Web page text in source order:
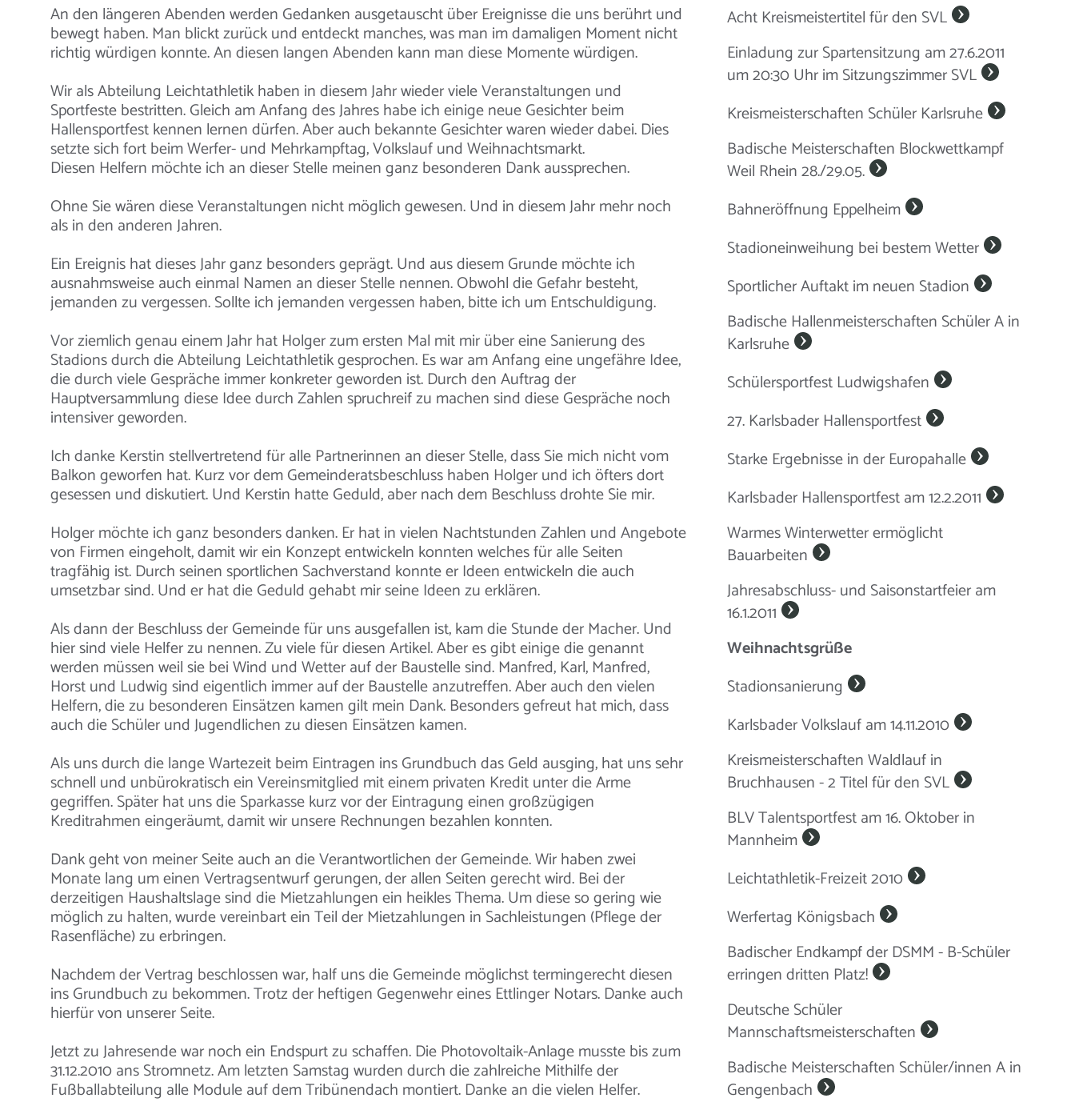
An den längeren Abenden werden Gedanken ausgetauscht über Ereignisse die uns berührt und
bewegt haben. Man blickt zurück und entdeckt manches, was man im damaligen Moment nicht
richtig würdigen konnte. An diesen langen Abenden kann man diese Momente würdigen.
Wir als Abteilung Leichtathletik haben in diesem Jahr wieder viele Veranstaltungen und
Sportfeste bestritten. Gleich am Anfang des Jahres habe ich einige neue Gesichter beim
Hallensportfest kennen lernen dürfen. Aber auch bekannte Gesichter waren wieder dabei. Dies
setzte sich fort beim Werfer- und Mehrkampftag, Volkslauf und Weihnachtsmarkt.
Diesen Helfern möchte ich an dieser Stelle meinen ganz besonderen Dank aussprechen.
Ohne Sie wären diese Veranstaltungen nicht möglich gewesen. Und in diesem Jahr mehr noch
als in den anderen Jahren.
Ein Ereignis hat dieses Jahr ganz besonders geprägt. Und aus diesem Grunde möchte ich
ausnahmsweise auch einmal Namen an dieser Stelle nennen. Obwohl die Gefahr besteht,
jemanden zu vergessen. Sollte ich jemanden vergessen haben, bitte ich um Entschuldigung.
Vor ziemlich genau einem Jahr hat Holger zum ersten Mal mit mir über eine Sanierung des
Stadions durch die Abteilung Leichtathletik gesprochen. Es war am Anfang eine ungefähre Idee,
die durch viele Gespräche immer konkreter geworden ist. Durch den Auftrag der
Hauptversammlung diese Idee durch Zahlen spruchreif zu machen sind diese Gespräche noch
intensiver geworden.
Ich danke Kerstin stellvertretend für alle Partnerinnen an dieser Stelle, dass Sie mich nicht vom
Balkon geworfen hat. Kurz vor dem Gemeinderatsbeschluss haben Holger und ich öfters dort
gesessen und diskutiert. Und Kerstin hatte Geduld, aber nach dem Beschluss drohte Sie mir.
Holger möchte ich ganz besonders danken. Er hat in vielen Nachtstunden Zahlen und Angebote
von Firmen eingeholt, damit wir ein Konzept entwickeln konnten welches für alle Seiten
tragfähig ist. Durch seinen sportlichen Sachverstand konnte er Ideen entwickeln die auch
umsetzbar sind. Und er hat die Geduld gehabt mir seine Ideen zu erklären.
Als dann der Beschluss der Gemeinde für uns ausgefallen ist, kam die Stunde der Macher. Und
hier sind viele Helfer zu nennen. Zu viele für diesen Artikel. Aber es gibt einige die genannt
werden müssen weil sie bei Wind und Wetter auf der Baustelle sind. Manfred, Karl, Manfred,
Horst und Ludwig sind eigentlich immer auf der Baustelle anzutreffen. Aber auch den vielen
Helfern, die zu besonderen Einsätzen kamen gilt mein Dank. Besonders gefreut hat mich, dass
auch die Schüler und Jugendlichen zu diesen Einsätzen kamen.
Als uns durch die lange Wartezeit beim Eintragen ins Grundbuch das Geld ausging, hat uns sehr
schnell und unbürokratisch ein Vereinsmitglied mit einem privaten Kredit unter die Arme
gegriffen. Später hat uns die Sparkasse kurz vor der Eintragung einen großzügigen
Kreditrahmen eingeräumt, damit wir unsere Rechnungen bezahlen konnten.
Dank geht von meiner Seite auch an die Verantwortlichen der Gemeinde. Wir haben zwei
Monate lang um einen Vertragsentwurf gerungen, der allen Seiten gerecht wird. Bei der
derzeitigen Haushaltslage sind die Mietzahlungen ein heikles Thema. Um diese so gering wie
möglich zu halten, wurde vereinbart ein Teil der Mietzahlungen in Sachleistungen (Pflege der
Rasenfläche) zu erbringen.
Nachdem der Vertrag beschlossen war, half uns die Gemeinde möglichst termingerecht diesen
ins Grundbuch zu bekommen. Trotz der heftigen Gegenwehr eines Ettlinger Notars. Danke auch
hierfür von unserer Seite.
Jetzt zu Jahresende war noch ein Endspurt zu schaffen. Die Photovoltaik-Anlage musste bis zum
31.12.2010 ans Stromnetz. Am letzten Samstag wurden durch die zahlreiche Mithilfe der
Fußballabteilung alle Module auf dem Tribünendach montiert. Danke an die vielen Helfer.
Acht Kreismeistertitel für den SVL
Einladung zur Spartensitzung am 27.6.2011
um 20:30 Uhr im Sitzungszimmer SVL
Kreismeisterschaften Schüler Karlsruhe
Badische Meisterschaften Blockwettkampf
Weil Rhein 28./29.05.
Bahneröffnung Eppelheim
Stadioneinweihung bei bestem Wetter
Sportlicher Auftakt im neuen Stadion
Badische Hallenmeisterschaften Schüler A in
Karlsruhe
Schülersportfest Ludwigshafen
27. Karlsbader Hallensportfest
Starke Ergebnisse in der Europahalle
Karlsbader Hallensportfest am 12.2.2011
Warmes Winterwetter ermöglicht
Bauarbeiten
Jahresabschluss- und Saisonstartfeier am
16.1.2011
Weihnachtsgrüße
Stadionsanierung
Karlsbader Volkslauf am 14.11.2010
Kreismeisterschaften Waldlauf in
Bruchhausen - 2 Titel für den SVL
BLV Talentsportfest am 16. Oktober in
Mannheim
Leichtathletik-Freizeit 2010
Werfertag Königsbach
Badischer Endkampf der DSMM - B-Schüler
erringen dritten Platz!
Deutsche Schüler
Mannschaftsmeisterschaften
Badische Meisterschaften Schüler/innen A in
Gengenbach